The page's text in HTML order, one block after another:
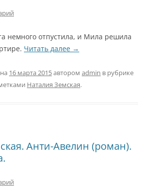
немного отпустила, и Мила решила
Читать далее →
16 марта 2015автором admin в рубрике
Наталия Земская.
Анти-Авелин (роман).